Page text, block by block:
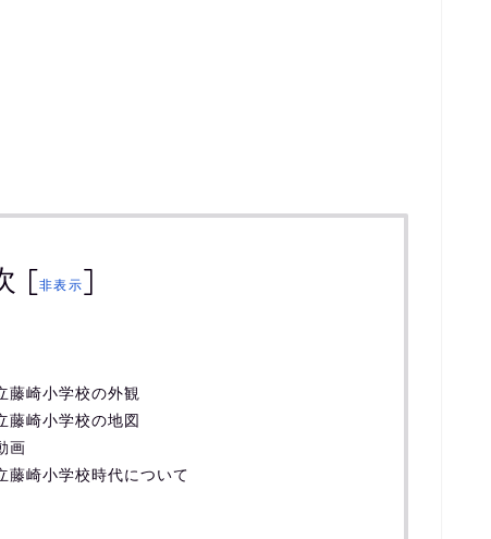
[非表示]
藤崎小学校の外観
藤崎小学校の地図
画
藤崎小学校時代について